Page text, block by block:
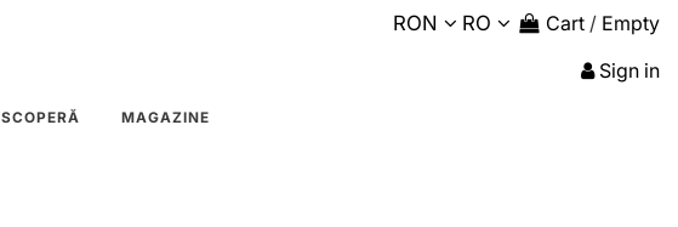
RON RO Cart / Empty
Sign in
MAGAZINE